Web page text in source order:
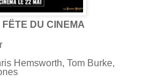
DU CINEMA
Hemsworth, Tom Burke,